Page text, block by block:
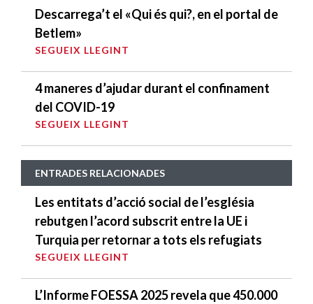
Descarrega’t el «Qui és qui?, en el portal de
Betlem»
SEGUEIX LLEGINT
4 maneres d’ajudar durant el confinament
del COVID-19
SEGUEIX LLEGINT
ENTRADES RELACIONADES
Les entitats d’acció social de l’església
rebutgen l’acord subscrit entre la UE i
Turquia per retornar a tots els refugiats
SEGUEIX LLEGINT
L’Informe FOESSA 2025 revela que 450.000